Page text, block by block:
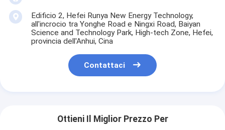
Edificio 2, Hefei Runya New Energy Technology,
all'incrocio tra Yonghe Road e Ningxi Road, Baiyan
Science and Technology Park, High-tech Zone, Hefei,
provincia dell'Anhui, Cina
Contattaci
Ottieni Il Miglior Prezzo Per